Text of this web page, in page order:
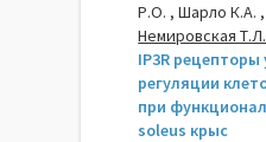
Р.О. , Шарло К.А.
Немировская Т.Л.
IP3R
регуляции
при
soleus крыс